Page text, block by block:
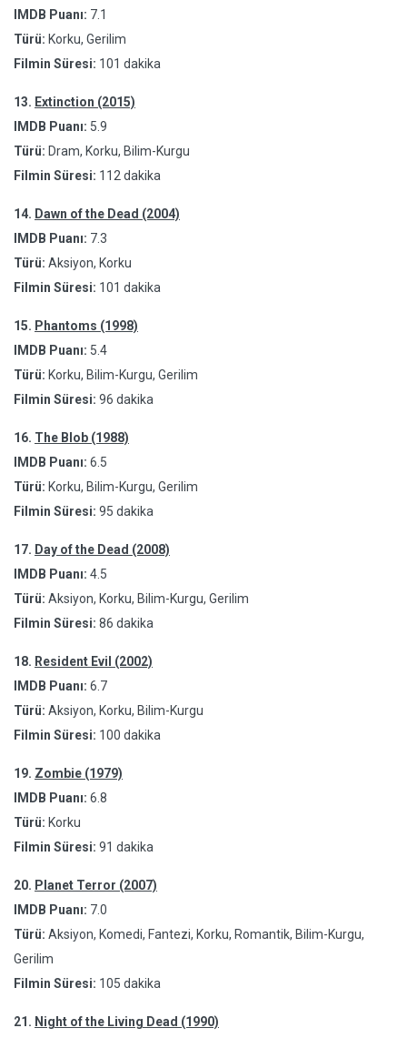
IMDB Puanı: 7.1
Türü: Korku, Gerilim
Filmin Süresi: 101 dakika
13. Extinction (2015)
IMDB Puanı: 5.9
Türü: Dram, Korku, Bilim-Kurgu
Filmin Süresi: 112 dakika
14. Dawn of the Dead (2004)
IMDB Puanı: 7.3
Türü: Aksiyon, Korku
Filmin Süresi: 101 dakika
15. Phantoms (1998)
IMDB Puanı: 5.4
Türü: Korku, Bilim-Kurgu, Gerilim
Filmin Süresi: 96 dakika
16. The Blob (1988)
IMDB Puanı: 6.5
Türü: Korku, Bilim-Kurgu, Gerilim
Filmin Süresi: 95 dakika
17. Day of the Dead (2008)
IMDB Puanı: 4.5
Türü: Aksiyon, Korku, Bilim-Kurgu, Gerilim
Filmin Süresi: 86 dakika
18. Resident Evil (2002)
IMDB Puanı: 6.7
Türü: Aksiyon, Korku, Bilim-Kurgu
Filmin Süresi: 100 dakika
19. Zombie (1979)
IMDB Puanı: 6.8
Türü: Korku
Filmin Süresi: 91 dakika
20. Planet Terror (2007)
IMDB Puanı: 7.0
Türü: Aksiyon, Komedi, Fantezi, Korku, Romantik, Bilim-Kurgu,
Gerilim
Filmin Süresi: 105 dakika
21. Night of the Living Dead (1990)